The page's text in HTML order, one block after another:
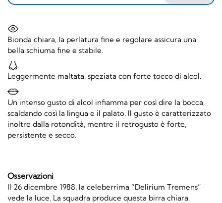
Bionda chiara, la perlatura fine e regolare assicura una
bella schiuma fine e stabile.
Leggermente maltata, speziata con forte tocco di alcol.
Un intenso gusto di alcol infiamma per così dire la bocca,
scaldando così la lingua e il palato. Il gusto è caratterizzato
inoltre dalla rotondità, mentre il retrogusto è forte,
persistente e secco.
Osservazioni
Il 26 dicembre 1988, la celeberrima “Delirium Tremens”
vede la luce. La squadra produce questa birra chiara.